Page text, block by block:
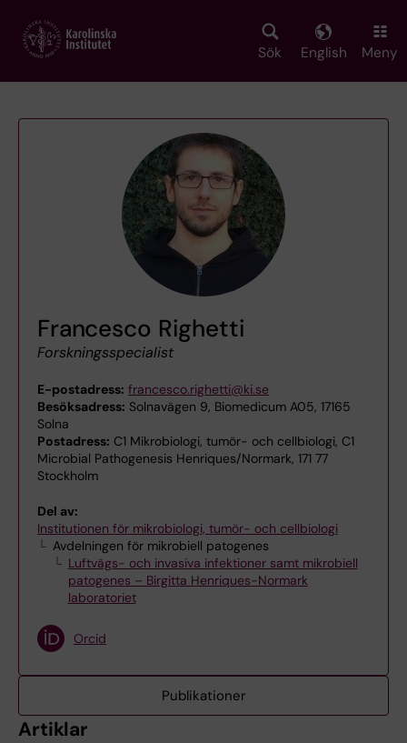
main
Sök English Meny
Francesco Righetti
Forskningsspecialist
E-postadress: francesco.righetti@ki.se
Besöksadress: Solnavägen 9, Biomedicum A05, 17165
Solna
Postadress: C1 Mikrobiologi, tumör- och cellbiologi, C1
Microbial Pathogenesis Henriques/Normark, 171 77
Stockholm
Del av:
Institutionen för mikrobiologi, tumör- och cellbiologi
Avdelningen för mikrobiell patogenes
Luftvägs- och invasiva infektioner samt mikrobiell
patogenes – Birgitta Henriques-Normark
laboratoriet
Orcid
Publikationer
Artiklar